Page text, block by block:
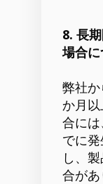
8. 長
場合
弊社
か月
合に
でに
し、
合があ